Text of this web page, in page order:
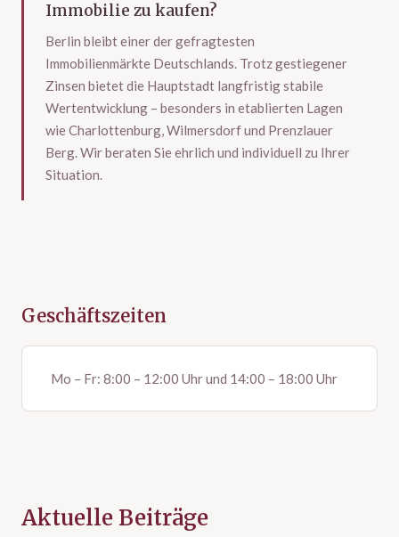
Immobilie zu kaufen?
Berlin bleibt einer der gefragtesten
Immobilienmärkte Deutschlands. Trotz gestiegener
Zinsen bietet die Hauptstadt langfristig stabile
Wertentwicklung – besonders in etablierten Lagen
wie Charlottenburg, Wilmersdorf und Prenzlauer
Berg. Wir beraten Sie ehrlich und individuell zu Ihrer
Situation.
Geschäftszeiten
Mo – Fr: 8:00 – 12:00 Uhr und 14:00 – 18:00 Uhr
Aktuelle Beiträge